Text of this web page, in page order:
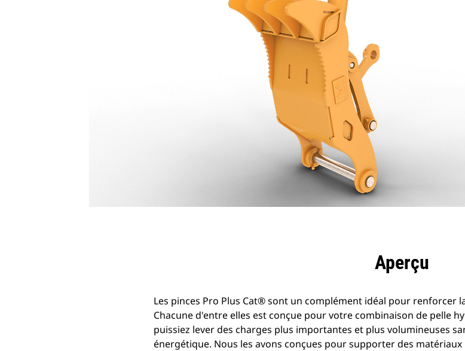
Aperçu
Les pinces Pro Plus Cat® sont un complément idéal pour renforcer
Chacune d'entre elles est conçue pour votre combinaison de pelle
puissiez lever des charges plus importantes et plus volumineuses
énergétique. Nous les avons conçues pour supporter des